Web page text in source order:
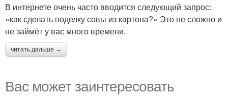
В интернете очень часто вводится следующий запрос:
«как сделать поделку совы из картона?» Это не сложно и
не займёт у вас много времени.
читать дальше →
Вас может заинтересовать